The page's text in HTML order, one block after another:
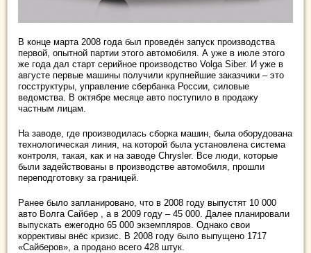
В конце марта 2008 года был проведён запуск производства
первой, опытной партии этого автомобиля. А уже в июле этого
же года дал старт серийное производство Volga Siber. И уже в
августе первые машины получили крупнейшие заказчики – это
госструктуры, управление сбербанка России, силовые
ведомства. В октябре месяце авто поступило в продажу
частным лицам.
На заводе, где производилась сборка машин, была оборудована
технологическая линия, на которой была установлена система
контроля, такая, как и на заводе Chrysler. Все люди, которые
были задействованы в производстве автомобиля, прошли
переподготовку за границей.
Ранее было запланировано, что в 2008 году выпустят 10 000
авто Волга Сайбер , а в 2009 году – 45 000. Далее планировали
выпускать ежегодно 65 000 экземпляров. Однако свои
коррективы внёс кризис. В 2008 году было выпущено 1717
«Сайберов», а продано всего 428 штук.